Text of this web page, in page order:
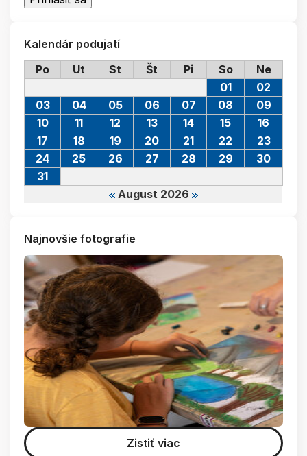
Kalendár podujatí
Po
Ut St Št Pi So Ne
August 2026
01
02
03
04 05 06 07 08
09
10
11 12 13 14 15
16
17
18 19 20 21 22
23
24
25 26 27 28 29
30
31
Najnovšie fotografie
Zistiť viac